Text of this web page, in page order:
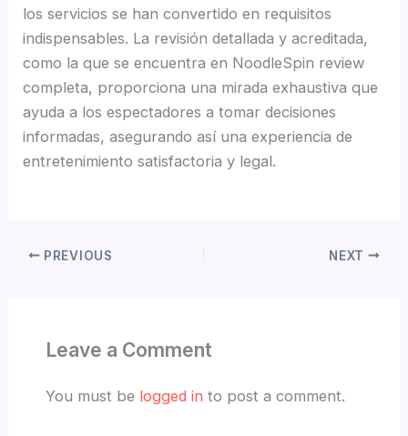
los servicios se han convertido en requisitos
indispensables. La revisión detallada y acreditada,
como la que se encuentra en NoodleSpin review
completa, proporciona una mirada exhaustiva que
ayuda a los espectadores a tomar decisiones
informadas, asegurando así una experiencia de
entretenimiento satisfactoria y legal.
PREVIOUS NEXT
Leave a Comment
You must be logged in to post a comment.